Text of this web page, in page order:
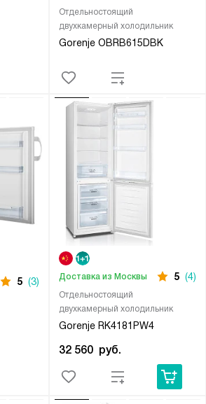
Отдельностоящий
двухкамерный холодильник
Gorenje OBRB615DBK
5 (3)
Отдельностоящий
двухкамерный холодильник
Gorenje RK4181PW4
Доставка из Москвы 5 (4)
32 560 руб.